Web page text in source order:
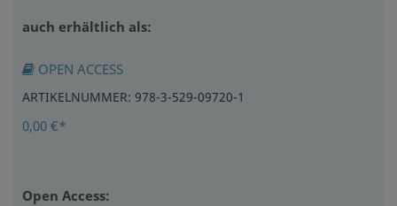
auch erhältlich als:
OPEN ACCESS
ARTIKELNUMMER: 978-3-529-09720-1
0,00 €*
Open Access: